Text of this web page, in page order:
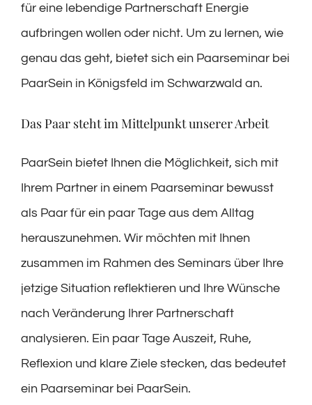
für eine lebendige Partnerschaft Energie
aufbringen wollen oder nicht. Um zu lernen, wie
genau das geht, bietet sich ein Paarseminar bei
PaarSein in Königsfeld im Schwarzwald an.
Das Paar steht im Mittelpunkt unserer Arbeit
PaarSein bietet Ihnen die Möglichkeit, sich mit
Ihrem Partner in einem Paarseminar bewusst
als Paar für ein paar Tage aus dem Alltag
herauszunehmen. Wir möchten mit Ihnen
zusammen im Rahmen des Seminars über Ihre
jetzige Situation reflektieren und Ihre Wünsche
nach Veränderung Ihrer Partnerschaft
analysieren. Ein paar Tage Auszeit, Ruhe,
Reflexion und klare Ziele stecken, das bedeutet
ein Paarseminar bei PaarSein.